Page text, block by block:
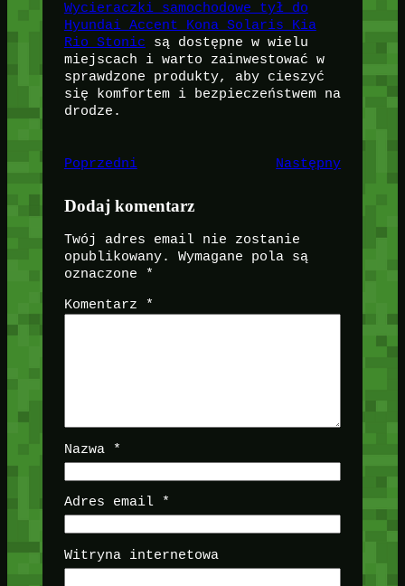
Wycieraczki samochodowe tył do
Hyundai Accent Kona Solaris Kia
Rio Stonic są dostępne w wielu
miejscach i warto zainwestować w
sprawdzone produkty, aby cieszyć
się komfortem i bezpieczeństwem na
drodze.
Poprzedni Następny
Dodaj komentarz
Twój adres email nie zostanie
opublikowany.
Wymagane pola są
oznaczone
*
Komentarz *
Nazwa *
Adres email *
Witryna internetowa